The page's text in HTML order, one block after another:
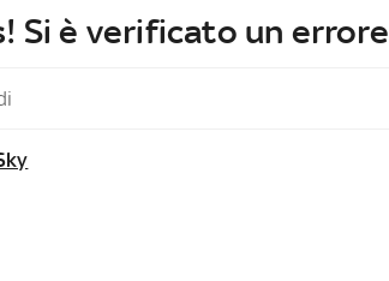
Si è verificato un errore